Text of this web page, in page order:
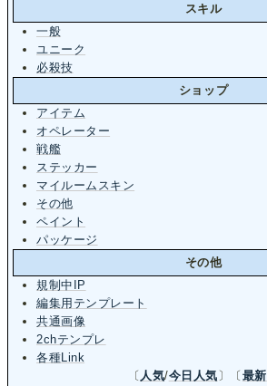
スキル
一般
ユニーク
必殺技
ショップ
アイテム
オペレーター
戦艦
ステッカー
マイルームスキン
その他
ペイント
パッケージ
その他
規制中IP
編集用テンプレート
共通画像
2chテンプレ
各種Link
〔 人気/今日人気〕〔最新